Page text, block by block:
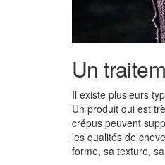
Un
Il existe plusieurs
Un produit qui est
crépus peuvent
les qualités de
forme, sa texture,